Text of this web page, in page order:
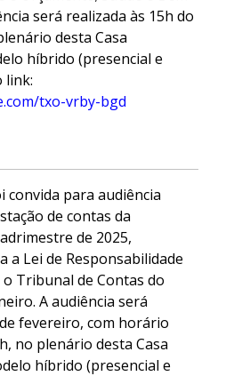
será realizada às 15h do
desta Casa
híbrido (presencial e
link:
txo-vrby-bgd
convida para audiência
de contas da
de 2025,
a Lei de Responsabilidade
o Tribunal de Contas do
A audiência será
fevereiro, com horário
no plenário desta Casa
híbrido (presencial e